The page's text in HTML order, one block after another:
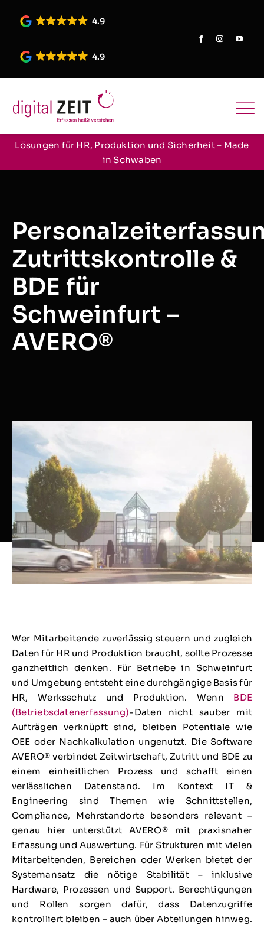
4.9
4.9
Lösungen für HR, Produktion und Sicherheit – Made
in Schwaben
Zutrittskontrolle &
BDE für
Schweinfurt –
AVERO®
Wer Mitarbeitende zuverlässig steuern und zugleich
Daten für HR und Produktion braucht, sollte Prozesse
ganzheitlich denken. Für Betriebe in Schweinfurt
und Umgebung entsteht eine durchgängige Basis für
HR, Werksschutz und Produktion. Wenn BDE
(Betriebsdatenerfassung)-Daten nicht sauber mit
Aufträgen verknüpft sind, bleiben Potentiale wie
OEE oder Nachkalkulation ungenutzt. Die Software
AVERO® verbindet Zeitwirtschaft, Zutritt und BDE zu
einem einheitlichen Prozess und schafft einen
verlässlichen Datenstand. Im Kontext IT &
Engineering sind Themen wie Schnittstellen,
Compliance, Mehrstandorte besonders relevant –
genau hier unterstützt AVERO® mit praxisnaher
Erfassung und Auswertung. Für Strukturen mit vielen
Mitarbeitenden, Bereichen oder Werken bietet der
Systemansatz die nötige Stabilität – inklusive
Hardware, Prozessen und Support. Berechtigungen
und Rollen sorgen dafür, dass Datenzugriffe
kontrolliert bleiben – auch über Abteilungen hinweg.